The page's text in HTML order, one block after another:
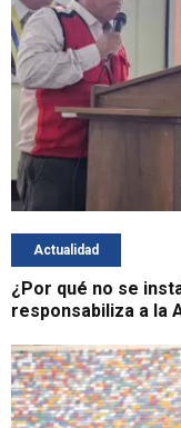
Actualidad
¿Por qué no se
responsabiliza a la